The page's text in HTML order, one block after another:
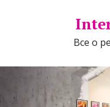
Все о